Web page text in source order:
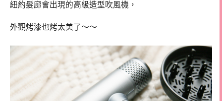
紐約髮廊會出現的高級造型吹風機，
外觀烤漆也烤太美了～～